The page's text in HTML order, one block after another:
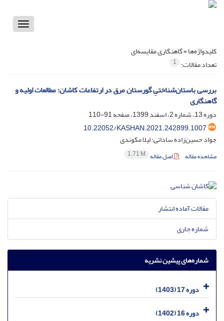
Toggle
کلیدواژه‌ها =گاهنگاری مقایسه‌ای
تعداد مقالات: 1
بررسی باستان‌شناختیِ گورستان مرق در ارتفاعات کاشان: مطالعات اولیه و
گاهنگاری
دوره 13، شماره 2، اسفند 1399، صفحه
91-110
10.22052/KASHAN.2021.242899.1007
جواد حسین‌زاده ساداتی؛ لیلا مکوندی
مشاهده مقاله اصل مقاله 1.71 M
مقالات آماده انتشار
شماره جاری
شماره‌های پیشین نشریه
دوره 17 (1403)
دوره 16 (1402)